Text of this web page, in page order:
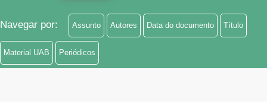
Navegar por: Assunto Autores Data do documento Título
Material UAB Periódicos